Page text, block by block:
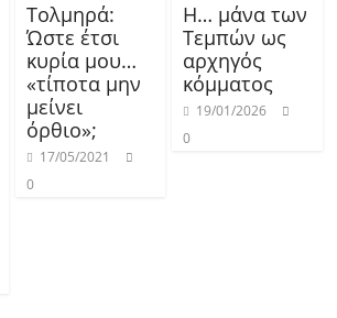
Τολμηρά:
Ώστε έτσι
κυρία μου…
«τίποτα μην
μείνει
όρθιο»;
17/05/2021
0
Η… μάνα των
Τεμπών ως
αρχηγός
κόμματος
19/01/2026
0